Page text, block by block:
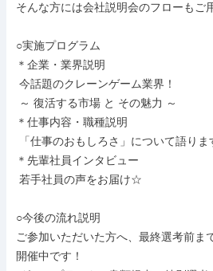
そんな方には会社説明会のフローもご
○実施プログラム
＊企業・業界説明
＊仕事内容・職種説明
＊先輩社員インタビュー
○今後の流れ説明
ご参加いただいた方へ、最終選考前ま
開催中です！